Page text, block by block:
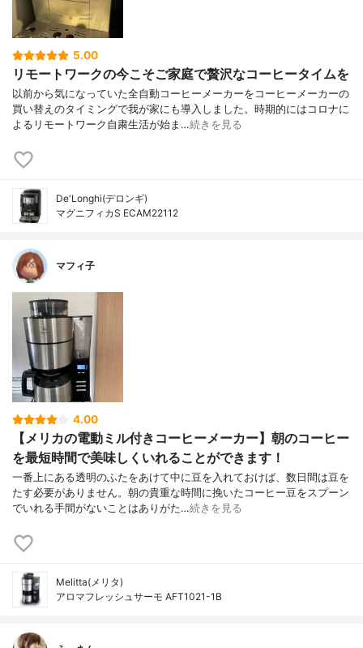
5.00
リモートワークの今こそご家庭で贅沢なコーヒータイムを
以前から気になっていた全自動コーヒーメーカーをコーヒーメーカーの
買い替えのタイミングで我が家にも導入しました。時期的にはコロナに
よるリモートワーク自粛生活が始ま…続きを見る
De'Longhi(デロンギ)
マグニフィカS ECAM22112
マフィ子
4.00
【メリカの電動ミル付きコーヒーメーカー】朝のコーヒー
を最短時間で美味しくいれることができます！
一番上にある透明のふたをあけて中に豆を入れておけば、数日間は豆を
たす必要がありません。朝の貴重な時間に挽いたコーヒー豆をスプーン
でいれる手間がないことはありがた…続きを見る
Melitta(メリタ)
アロマフレッシュサーモ AFT1021-1B